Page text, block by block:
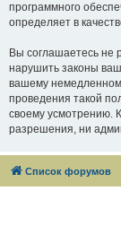
программного
определяет в
Вы соглашаетесь не
нарушить законы
вашему
проведения такой
своему усмотрению.
разрешения, ни
Список форумов